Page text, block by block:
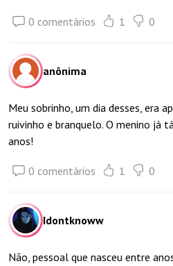
0 comentários 1 0
anônima
Meu sobrinho, um dia desses, era
ruivinho e branquelo. O menino já
anos!
0 comentários 1 0
Idontknoww
Não, pessoal que nasceu entre